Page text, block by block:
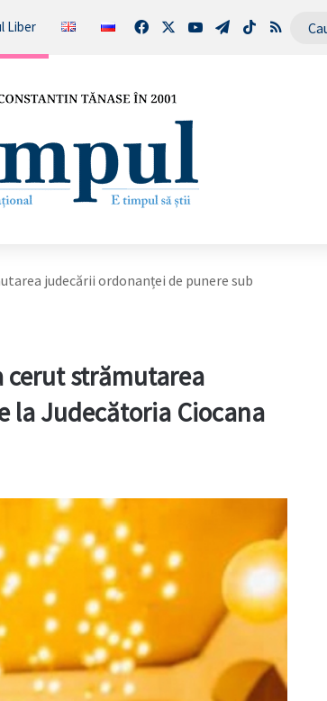
Liber FacebookYouTubeTelegram
TikTokRSS
judecării ordonanței de punere sub
cerut strămutarea
la Judecătoria Ciocana